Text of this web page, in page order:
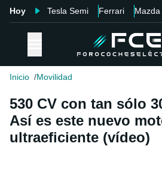
Hoy Tesla Semi Ferrari Mazda
Inicio Movilidad
530 CV con tan sólo
Así es este nuevo
ultraeficiente (vídeo)